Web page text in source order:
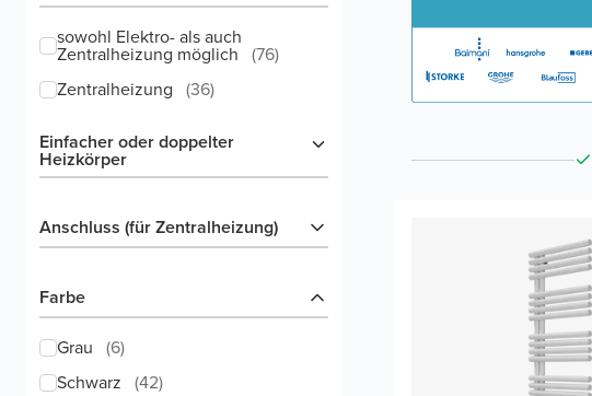
sowohl Elektro- als auch
Zentralheizung möglich (76)
Zentralheizung (36)
Einfacher oder doppelter
Heizkörper
Anschluss (für Zentralheizung)
Farbe
Grau (6)
Schwarz (42)